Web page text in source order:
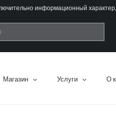
информационный
Магазин Услуги О